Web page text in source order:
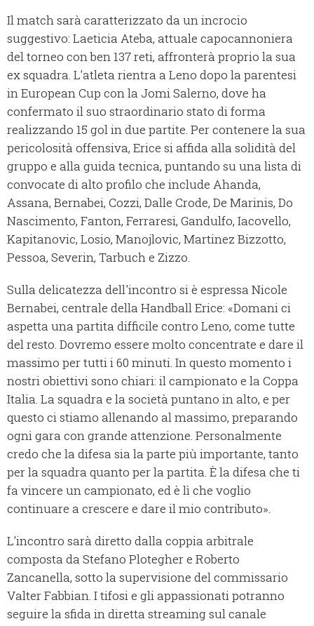
Il match sarà caratterizzato da un incrocio
suggestivo: Laeticia Ateba, attuale capocannoniera
del torneo con ben 137 reti, affronterà proprio la sua
ex squadra. L'atleta rientra a Leno dopo la parentesi
in European Cup con la Jomi Salerno, dove ha
confermato il suo straordinario stato di forma
realizzando 15 gol in due partite. Per contenere la sua
pericolosità offensiva, Erice si affida alla solidità del
gruppo e alla guida tecnica, puntando su una lista di
convocate di alto profilo che include Ahanda,
Assana, Bernabei, Cozzi, Dalle Crode, De Marinis, Do
Nascimento, Fanton, Ferraresi, Gandulfo, Iacovello,
Kapitanovic, Losio, Manojlovic, Martinez Bizzotto,
Pessoa, Severin, Tarbuch e Zizzo.
Sulla delicatezza dell'incontro si è espressa Nicole
Bernabei, centrale della Handball Erice: «Domani ci
aspetta una partita difficile contro Leno, come tutte
del resto. Dovremo essere molto concentrate e dare il
massimo per tutti i 60 minuti. In questo momento i
nostri obiettivi sono chiari: il campionato e la Coppa
Italia. La squadra e la società puntano in alto, e per
questo ci stiamo allenando al massimo, preparando
ogni gara con grande attenzione. Personalmente
credo che la difesa sia la parte più importante, tanto
per la squadra quanto per la partita. È la difesa che ti
fa vincere un campionato, ed è lì che voglio
continuare a crescere e dare il mio contributo».
L'incontro sarà diretto dalla coppia arbitrale
composta da Stefano Plotegher e Roberto
Zancanella, sotto la supervisione del commissario
Valter Fabbian. I tifosi e gli appassionati potranno
seguire la sfida in diretta streaming sul canale